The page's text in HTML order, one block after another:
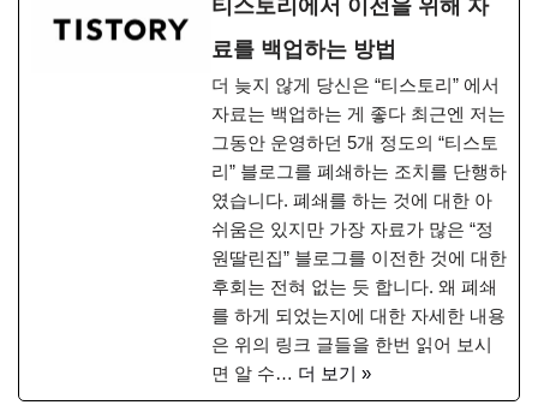
티스토리에서 이전을 위해 자
료를 백업하는 방법
더 늦지 않게 당신은 “티스토리” 에서
자료는 백업하는 게 좋다 최근엔 저는
그동안 운영하던 5개 정도의 “티스토
리” 블로그를 폐쇄하는 조치를 단행하
였습니다. 폐쇄를 하는 것에 대한 아
쉬움은 있지만 가장 자료가 많은 “정
원딸린집” 블로그를 이전한 것에 대한
후회는 전혀 없는 듯 합니다. 왜 폐쇄
를 하게 되었는지에 대한 자세한 내용
은 위의 링크 글들을 한번 읽어 보시
면 알 수… 더 보기 »